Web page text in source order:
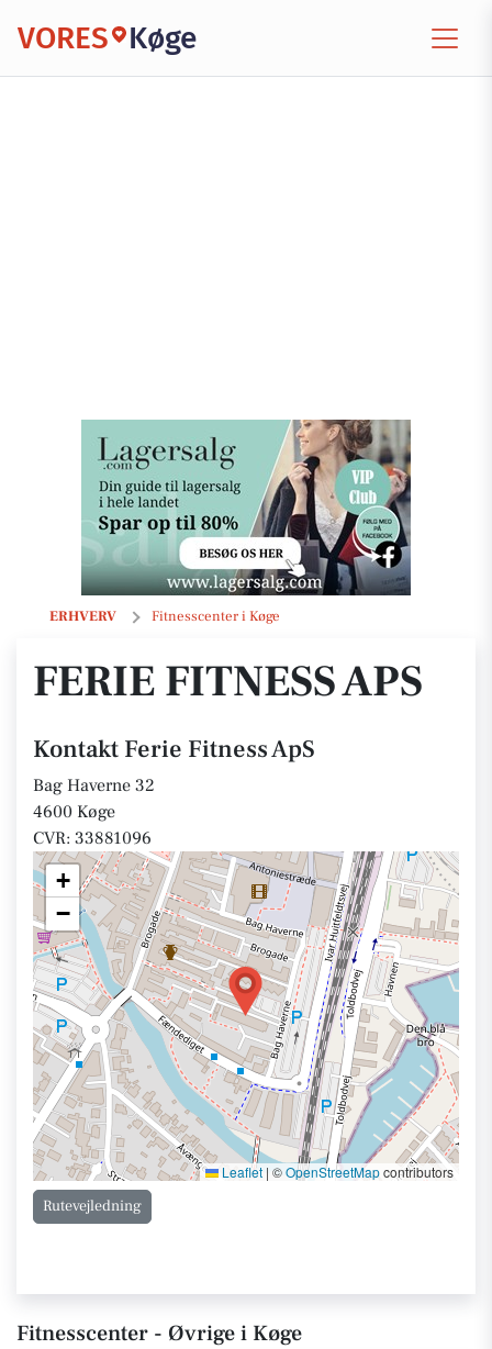
VORES Køge
ERHVERV Fitnesscenter i Køge
Ferie Fitness ApS
FERIE FITNESS APS
Kontakt Ferie Fitness ApS
Bag Haverne 32
4600 Køge
CVR: 33881096
+
−
Leaflet | ©OpenStreetMapcontributors
Rutevejledning
Fitnesscenter - Øvrige i Køge